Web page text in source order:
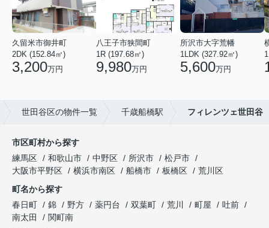
久留米市御井町
2DK (152.84㎡)
3,200万円
八王子市狭間町
1R (197.68㎡)
9,980万円
所沢市大字荒幡
1LDK (327.92㎡)
5,600万円
世田谷区の物件一覧 千歳船橋駅 フィレンツェ世田谷
市区町村から探す
練馬区
和歌山市 中野区 所沢市
松戸市
大阪市平野区
横浜市南区 船橋市 板橋区
荒川区
町名から探す
春日町
錦 野方 薬円台 双葉町 荒川 町屋
吐前
南太田
関町南